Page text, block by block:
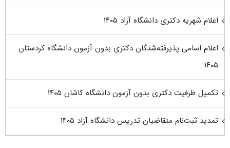
اعلام شهریه دکتری دانشگاه آزاد ۱۴۰۵
اعلام اسامی پذیرفته‌شدگان دکتری بدون آزمون دانشگاه کردستان
۱۴۰۵
تکمیل ظرفیت دکتری بدون آزمون دانشگاه کاشان ۱۴۰۵
تمدید ثبت‌نام متقاضیان تدریس دانشگاه آزاد ۱۴۰۵